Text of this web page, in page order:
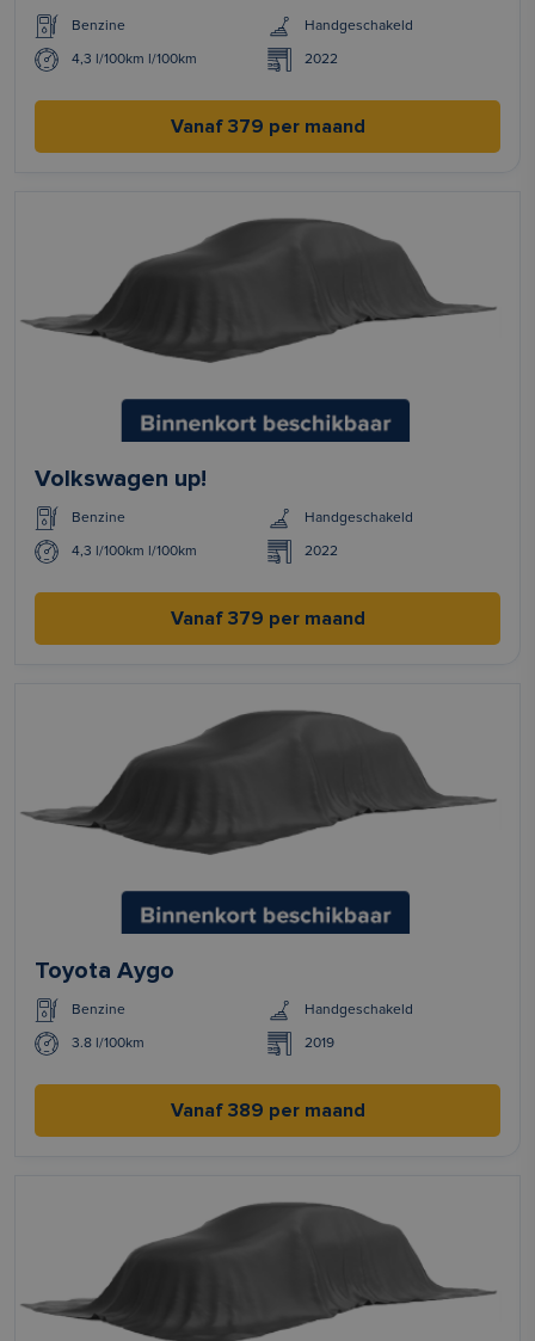
Benzine Handgeschakeld
4,3 l/100km l/100km 2022
Vanaf 379 per maand
Volkswagen up!
Benzine Handgeschakeld
4,3 l/100km l/100km 2022
Vanaf 379 per maand
Toyota Aygo
Benzine Handgeschakeld
3.8 l/100km 2019
Vanaf 389 per maand